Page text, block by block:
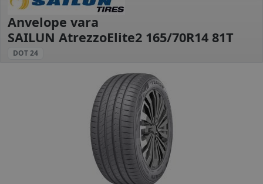
AUTO
CAMION
MOTO
DIMENSIUNI
PRODUCATORI ANVELOPE
MARCA AUTO
BLOG
B2B - COLABORARE COMPANII
CONT
CONTACT
Anvelope vara
SAILUN AtrezzoElite2 165/70R14 81T
DOT 24